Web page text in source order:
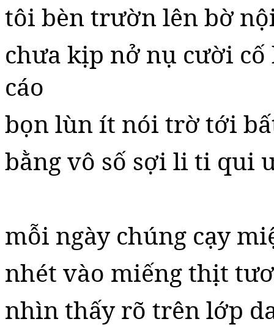
tôi bèn trườn lên bờ
chưa kịp nở nụ cười
cáo
bọn lùn ít nói trờ tới
bằng vô số sợi li ti qui
mỗi ngày chúng cạy
nhét vào miếng thịt
nhìn thấy rõ trên lớp